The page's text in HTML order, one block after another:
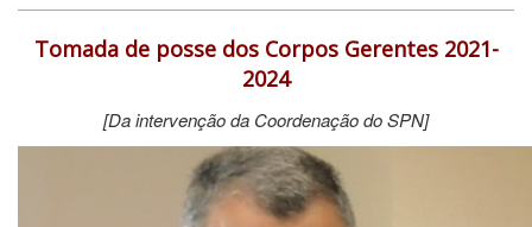
Tomada de posse dos Corpos Gerentes 2021-
2024
[Da intervenção da Coordenação do SPN]